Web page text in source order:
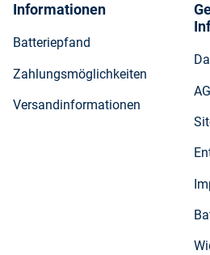
Informationen
Batteriepfand
Zahlungsmöglichkeiten
Versandinformationen